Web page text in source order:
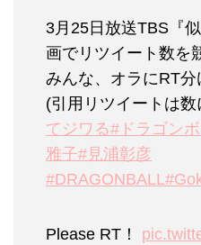
3月25日放送TBS『
画でリツイート数を
みんな、オラにRT分
(引用リツイートは
てジワる#ドラゴン
雅子#見浦彰彦
#DRAGONBALL
Please RT！